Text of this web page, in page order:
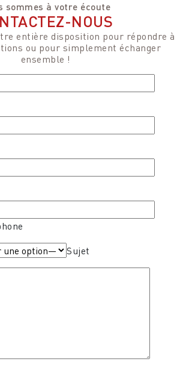
sommes à votre écoute
NOUS
entière disposition pour répondre à
ou pour simplement échanger
ensemble !
Sujet